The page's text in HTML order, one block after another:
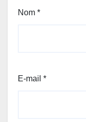
Nom *
E-mail *